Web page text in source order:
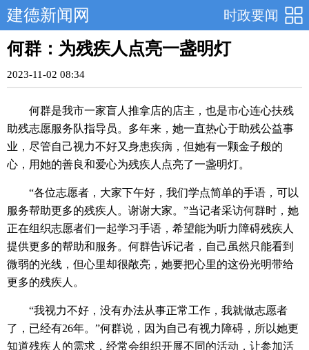
时政要闻
建德新闻网
何群：为残疾人点亮一盏明灯
2023-11-02 08:34
何群是我市一家盲人推拿店的店主，也是市心连心扶残
助残志愿服务队指导员。多年来，她一直热心于助残公益事
业，尽管自己视力不好又身患疾病，但她有一颗金子般的
心，用她的善良和爱心为残疾人点亮了一盏明灯。
“各位志愿者，大家下午好，我们学点简单的手语，可以
服务帮助更多的残疾人。谢谢大家。”当记者采访何群时，她
正在组织志愿者们一起学习手语，希望能为听力障碍残疾人
提供更多的帮助和服务。何群告诉记者，自己虽然只能看到
微弱的光线，但心里却很敞亮，她要把心里的这份光明带给
更多的残疾人。
“我视力不好，没有办法从事正常工作，我就做志愿者
了，已经有26年。”何群说，因为自己有视力障碍，所以她更
知道残疾人的需求，经常会组织开展不同的活动，让参加活